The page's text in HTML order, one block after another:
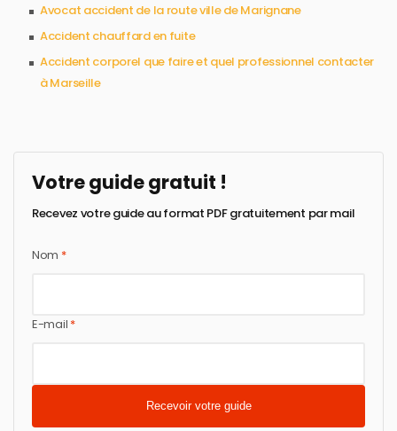
Avocat accident de la route ville de Marignane
Accident chauffard en fuite
Accident corporel que faire et quel professionnel contacter
à Marseille
Votre guide gratuit !
Recevez votre guide au format PDF gratuitement par mail
Nom *
E-mail *